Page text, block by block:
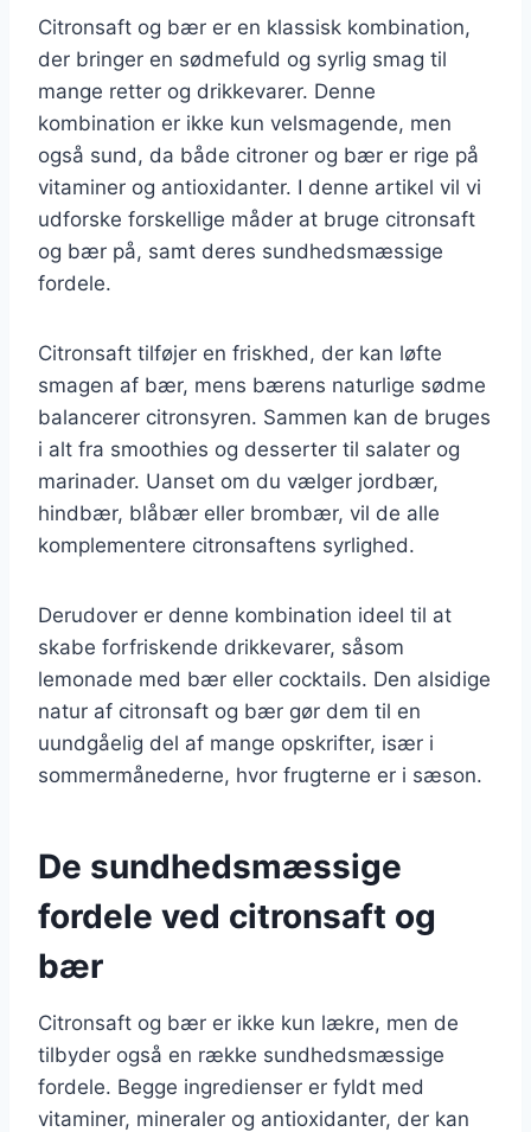
Citronsaft og bær er en klassisk kombination,
der bringer en sødmefuld og syrlig smag til
mange retter og drikkevarer. Denne
kombination er ikke kun velsmagende, men
også sund, da både citroner og bær er rige på
vitaminer og antioxidanter. I denne artikel vil vi
udforske forskellige måder at bruge citronsaft
og bær på, samt deres sundhedsmæssige
fordele.
Citronsaft tilføjer en friskhed, der kan løfte
smagen af bær, mens bærens naturlige sødme
balancerer citronsyren. Sammen kan de bruges
i alt fra smoothies og desserter til salater og
marinader. Uanset om du vælger jordbær,
hindbær, blåbær eller brombær, vil de alle
komplementere citronsaftens syrlighed.
Derudover er denne kombination ideel til at
skabe forfriskende drikkevarer, såsom
lemonade med bær eller cocktails. Den alsidige
natur af citronsaft og bær gør dem til en
uundgåelig del af mange opskrifter, især i
sommermånederne, hvor frugterne er i sæson.
De sundhedsmæssige
fordele ved citronsaft og
bær
Citronsaft og bær er ikke kun lækre, men de
tilbyder også en række sundhedsmæssige
fordele. Begge ingredienser er fyldt med
vitaminer, mineraler og antioxidanter, der kan